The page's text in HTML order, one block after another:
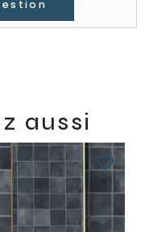
aussi
favorite_border